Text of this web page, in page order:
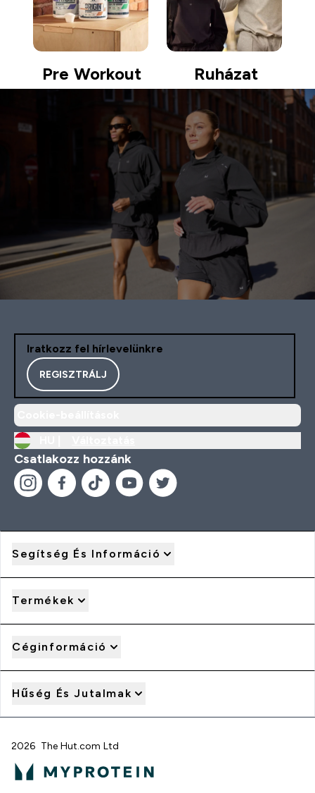
Pre Workout Ruházat
Iratkozz fel hírlevelünkre
REGISZTRÁLJ
Csatlakozz hozzánk
Segítség És Információ
Termékek
Céginformáció
Hűség És Jutalmak
2026 The Hut.com Ltd